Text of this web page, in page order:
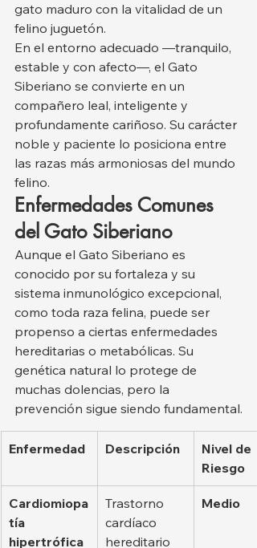
gato maduro con la vitalidad de un
felino juguetón.
En el entorno adecuado —tranquilo,
estable y con afecto—, el Gato
Siberiano se convierte en un
compañero leal, inteligente y
profundamente cariñoso. Su carácter
noble y paciente lo posiciona entre
las razas más armoniosas del mundo
felino.
Enfermedades Comunes
del Gato Siberiano
Aunque el Gato Siberiano es
conocido por su fortaleza y su
sistema inmunológico excepcional,
como toda raza felina, puede ser
propenso a ciertas enfermedades
hereditarias o metabólicas. Su
genética natural lo protege de
muchas dolencias, pero la
prevención sigue siendo fundamental.
Enfermedad Descripción
Nivel de
Riesgo
Cardiomiopa
tía
hipertrófica
Trastorno
cardíaco
hereditario
Medio